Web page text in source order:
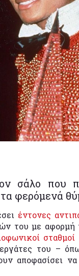
σάλο που
φερόμενά
έντονες
του με αφορμή
σταθμοί
του –
αποφασίσει